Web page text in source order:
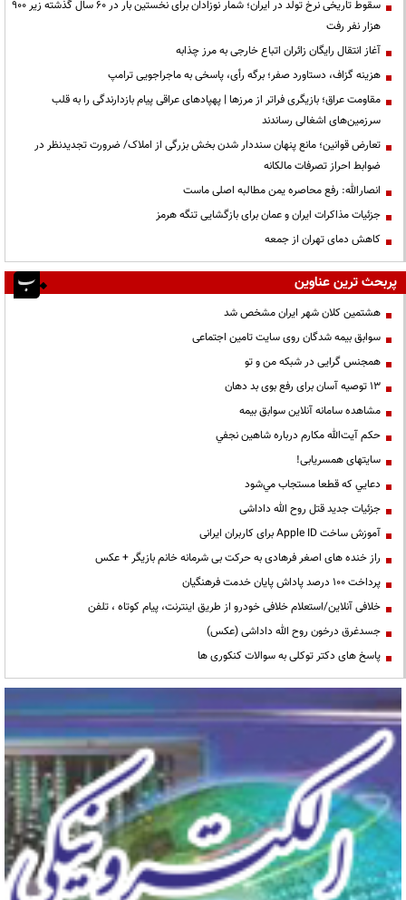
سقوط تاریخی نرخ تولد در ایران؛ شمار نوزادان برای نخستین بار در ۶۰ سال گذشته زیر ۹۰۰
هزار نفر رفت
آغاز انتقال رایگان زائران اتباع خارجی به مرز چذابه
هزینه گزاف، دستاورد صفر؛ برگه رأی، پاسخی به ماجراجویی ترامپ
مقاومت عراق؛ بازیگری فراتر از مرزها | پهپادهای عراقی پیام بازدارندگی را به قلب
سرزمین‌های اشغالی رساندند
تعارض قوانین؛ مانع پنهان سنددار شدن بخش بزرگی از املاک/ ضرورت تجدیدنظر در
ضوابط احراز تصرفات مالکانه
انصارالله: رفع محاصره یمن مطالبه اصلی ماست
جزئیات مذاکرات ایران و عمان برای بازگشایی تنگه هرمز
کاهش دمای تهران از جمعه
پربحث ترین عناوین
هشتمین کلان شهر ایران مشخص شد
سوابق بیمه شدگان روی سایت تامین اجتماعی
همجنس گرایی در شبکه من و تو
13 توصیه آسان برای رفع بوی بد دهان
مشاهده سامانه آنلاين سوابق بیمه
حكم آيت‌الله مكارم درباره شاهين نجفي
سایتهای همسریابی!
دعايي كه قطعا مستجاب مي‌شود
جزئیات جدید قتل روح الله داداشی
آموزش ساخت Apple ID برای کاربران ایرانی
راز خنده های اصغر فرهادی به حرکت بی شرمانه خانم بازیگر + عکس
پرداخت ۱۰۰ درصد پاداش پایان خدمت فرهنگیان
خلافی آنلاین/استعلام خلافی خودرو از طریق اینترنت، پیام کوتاه ، تلفن
جسدغرق درخون روح الله داداشی (عکس)
پاسخ های دکتر توکلی به سوالات کنکوری ها